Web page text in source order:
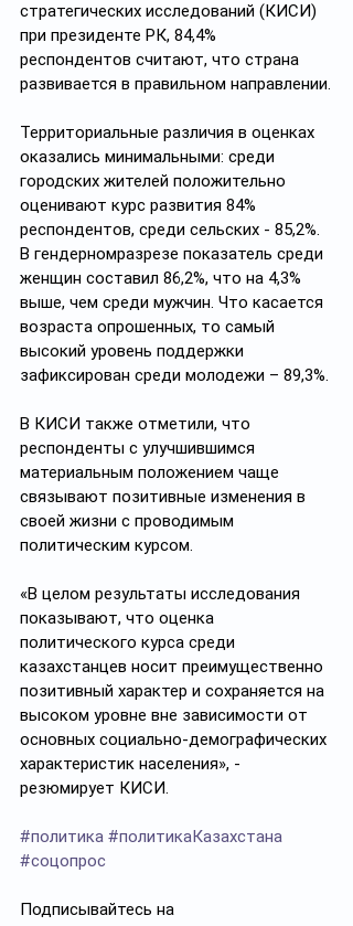
стратегических исследований (КИСИ)
при президенте РК, 84,4%
респондентов считают, что страна
развивается в правильном направлении.
Территориальные различия в оценках
оказались минимальными: среди
городских жителей положительно
оценивают курс развития 84%
респондентов, среди сельских - 85,2%.
В гендерномразрезе показатель среди
женщин составил 86,2%, что на 4,3%
выше, чем среди мужчин. Что касается
возраста опрошенных, то самый
высокий уровень поддержки
зафиксирован среди молодежи – 89,3%.
В КИСИ также отметили, что
респонденты с улучшившимся
материальным положением чаще
связывают позитивные изменения в
своей жизни с проводимым
политическим курсом.
«В целом результаты исследования
показывают, что оценка
политического курса среди
казахстанцев носит преимущественно
позитивный характер и сохраняется на
высоком уровне вне зависимости от
основных социально-демографических
характеристик населения», -
резюмирует КИСИ.
#политика #политикаКазахстана
#соцопрос
Подписывайтесь на